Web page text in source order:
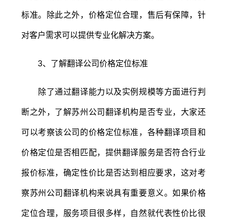
标准。除此之外，价格定位合理，售后有保障，针
对客户需求可以提供专业化解决方案。
3、了解翻译公司价格定位标准
除了通过翻译能力以及实例规模等方面进行判
断之外，了解苏州公司翻译机构是否专业，大家还
可以考察该公司的价格定位标准，各种翻译项目和
价格定位是否相匹配，提供翻译服务是否符合行业
报价标准，确定性价比是否达到相应要求，这对考
察苏州公司翻译机构来说具有重要意义。如果价格
定位合理，服务项目很多样，自然就代表性价比很